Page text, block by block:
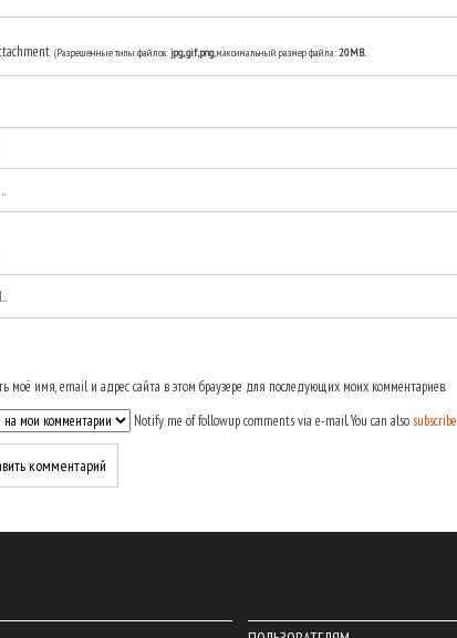
(Разрешенные типы файлов:jpg, gif, png, максимальный размер файла:20MB.
моё имя, email и адрес сайта в этом браузере для последующих моих комментариев.
Notify me of followup comments via e-mail. You can also subscribe